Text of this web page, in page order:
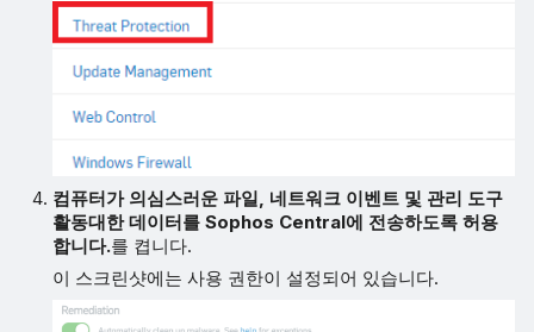
컴퓨터가 의심스러운 파일, 네트워크 이벤트 및 관리 도구
활동대한 데이터를 Sophos Central에 전송하도록 허용
합니다.를 켭니다.
이 스크린샷에는 사용 권한이 설정되어 있습니다.